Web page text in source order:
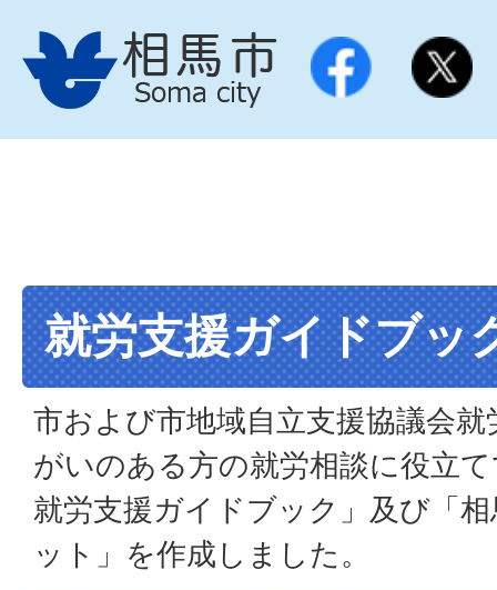
就労支援ガイドブッ
市および市地域自立支援協議会
がいのある方の就労相談に役立
就労支援ガイドブック」及び「
ット」を作成しました。